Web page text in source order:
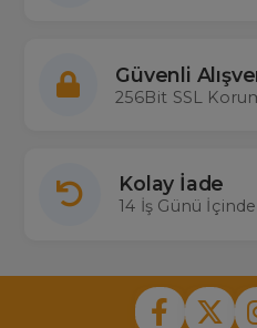
Güvenli
256Bit SSL
Kolay İade
14 İş Günü İçinde